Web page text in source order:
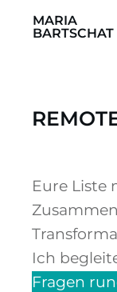
MARIA
BARTSCHAT
Eure Liste
Ich
Fragen